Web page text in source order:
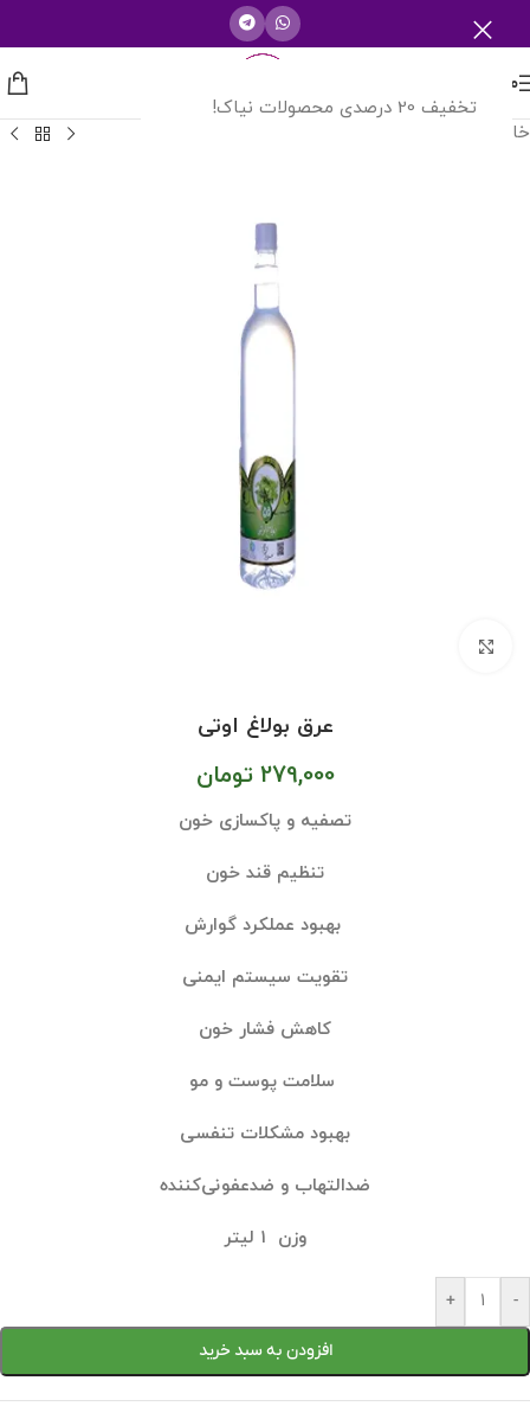
تخفیف 20 درصدی محصولات نیاک!
منو
خانه
عرق بولاغ اوتی
279,000 تومان
تصفیه و پاکسازی خون
تنظیم قند خون
بهبود عملکرد گوارش
تقویت سیستم ایمنی
کاهش فشار خون
سلامت پوست و مو
بهبود مشکلات تنفسی
ضدالتهاب و ضدعفونی‌کننده
وزن ۱ لیتر
-
+
افزودن به سبد خرید